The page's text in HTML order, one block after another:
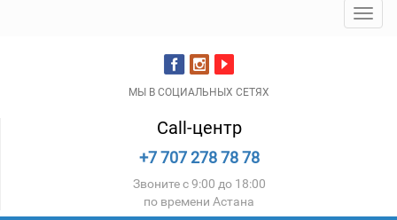
МЫ В СОЦИАЛЬНЫХ СЕТЯХ
Call-центр
+7 707 278 78 78
Звоните с 9:00 до 18:00
по времени Астана